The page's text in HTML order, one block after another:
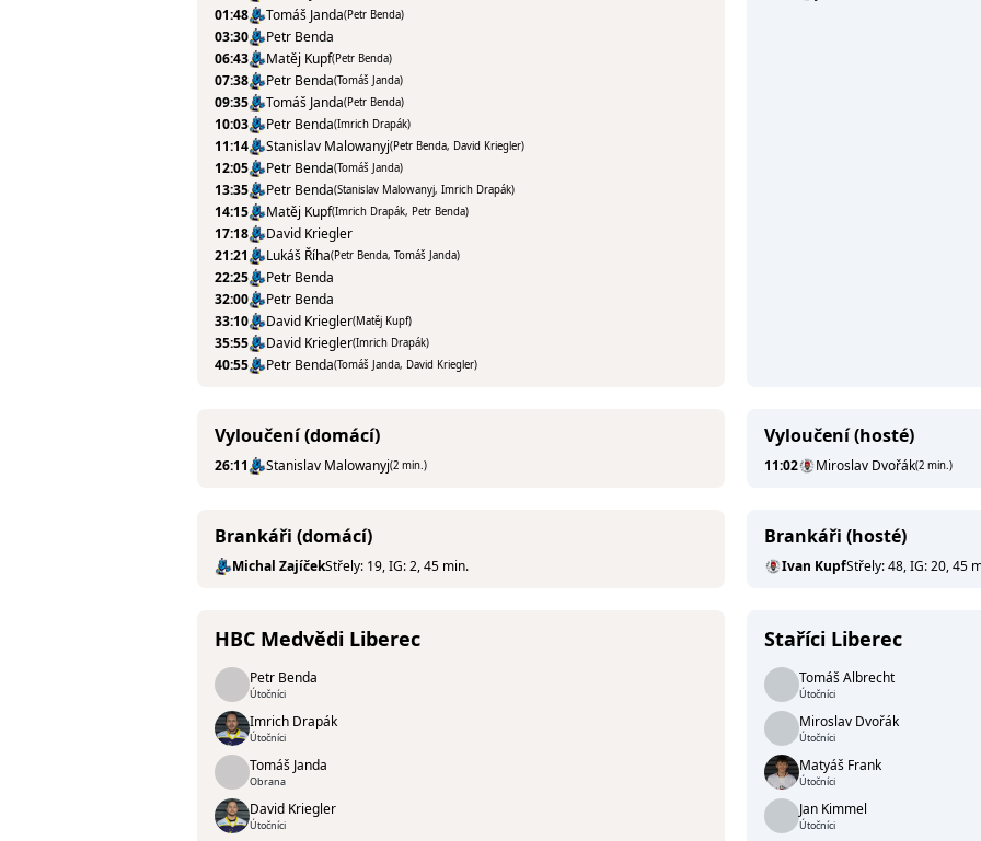
01:48 Tomáš Janda(Petr Benda)
03:30
Petr Benda
06:43
Matěj Kupf(Petr Benda)
07:38 Petr Benda(Tomáš Janda)
09:35 Tomáš Janda(Petr Benda)
10:03 Petr Benda(Imrich Drapák)
11:14 Stanislav Malowanyj(Petr Benda, David Kriegler)
12:05 Petr Benda(Tomáš Janda)
13:35 Petr Benda(Stanislav Malowanyj, Imrich Drapák)
14:15 Matěj Kupf(Imrich Drapák, Petr Benda)
17:18
David Kriegler
21:21
Lukáš Říha(Petr Benda, Tomáš Janda)
22:25
Petr Benda
32:00
Petr Benda
33:10
David Kriegler(Matěj Kupf)
35:55 David Kriegler(Imrich Drapák)
40:55 Petr Benda(Tomáš Janda, David Kriegler)
Vyloučení (domácí)
26:11 Stanislav Malowanyj(2 min.)
Vyloučení (hosté)
11:02 Miroslav Dvořák(2 min.)
Brankáři (domácí)
Michal ZajíčekStřely: 19, IG: 2, 45 min.
Brankáři (hosté)
Ivan KupfStřely: 48, IG: 20, 45
HBC Medvědi Liberec
Petr Benda
Útočníci
Imrich Drapák
Útočníci
Tomáš Janda
Obrana
David Kriegler
Útočníci
Staříci Liberec
Tomáš Albrecht
Útočníci
Miroslav Dvořák
Útočníci
Matyáš Frank
Útočníci
Jan Kimmel
Útočníci